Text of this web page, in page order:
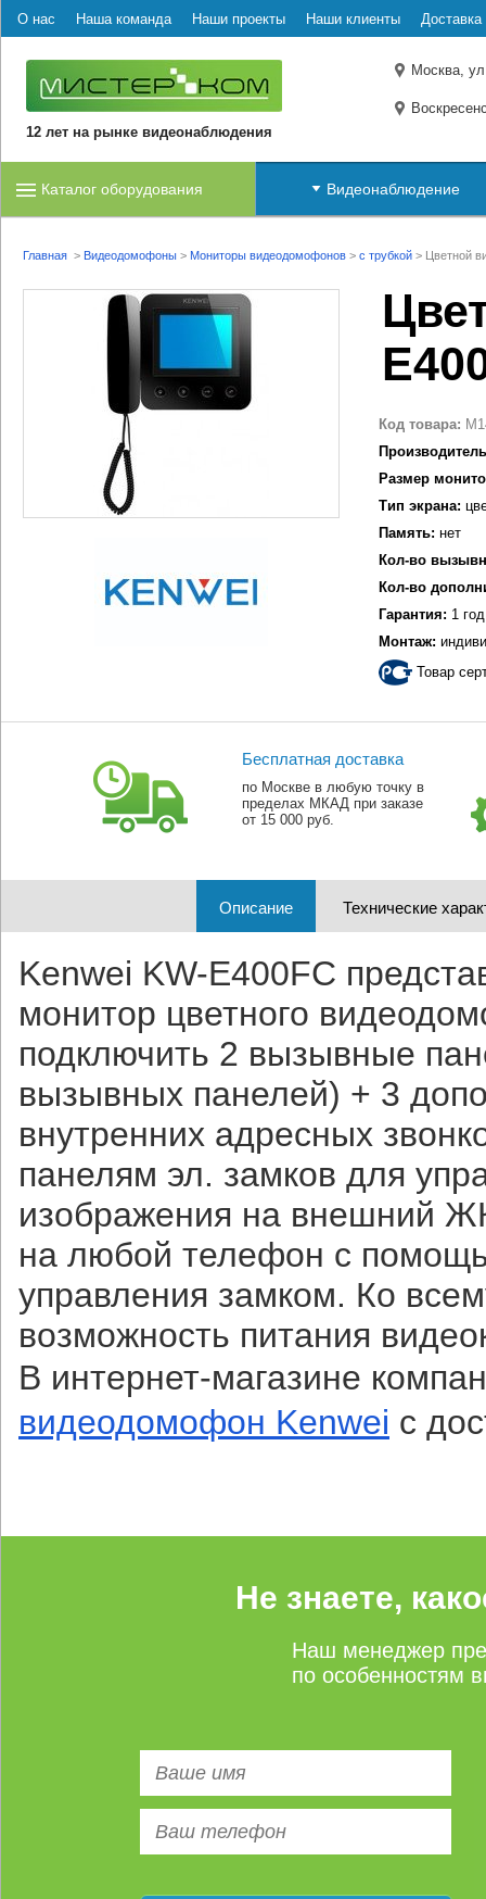
О нас Наша команда Наши проекты Наши клиенты Доставка
12 лет на рынке видеонаблюдения
Москва,
Каталог оборудования Видеонаблюдение
Главная > Видеодомофоны > Мониторы видеодомофонов > с трубкой > Цветной
Код товара:
Размер
Тип экрана:
Память: нет
Кол-во
Кол-во
Гарантия: 1 год
Монтаж:
Товар
Бесплатная доставка
по Москве в любую точку в
пределах МКАД при заказе
от 15 000 руб.
Описание Технические
Kenwei KW-E400FC
монитор цветного
подключить 2 вызывные
вызывных панелей) + 3
внутренних адресных
панелям эл. замков для
изображения на внешний
на любой телефон с
управления замком. Ко
возможность питания
В интернет-магазине
видеодомофон Kenwei с
Не знаете,
Наш менеджер
по особенностям